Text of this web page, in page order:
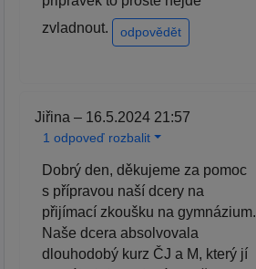
zvladnout.
odpovědět
Jiřina – 16.5.2024 21:57
1 odpoveď rozbalit
Dobrý den, děkujeme za pomoc
s přípravou naší dcery na
přijímací zkoušku na gymnázium.
Naše dcera absolvovala
dlouhodobý kurz ČJ a M, který jí